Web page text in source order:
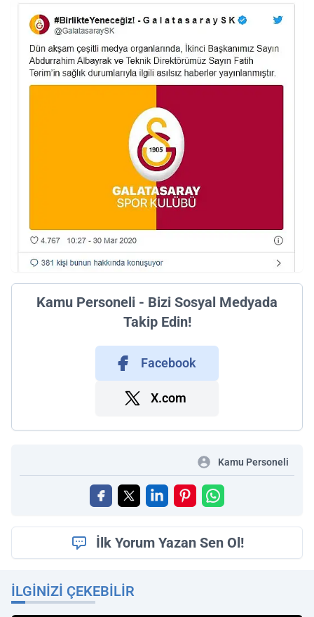
Kamu Personeli - Bizi Sosyal Medyada
Takip Edin!
Facebook
X.com
Kamu Personeli
İlk Yorum Yazan Sen Ol!
İLGINIZI ÇEKEBILIR